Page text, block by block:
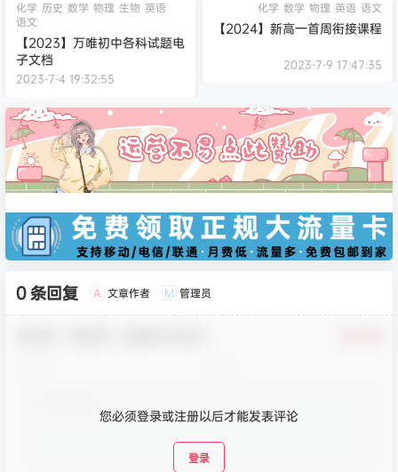
化学 历史 数学 物理 生物 英语
语文
【2023】万唯初中各科试题电
子文档
2023-7-4 19:32:55
化学 数学 物理 英语 语文
【2024】新高一首周衔接课程
2023-7-9 17:47:35
0 条回复 A 文章作者 M 管理员
您必须登录或注册以后才能发表评论
登录